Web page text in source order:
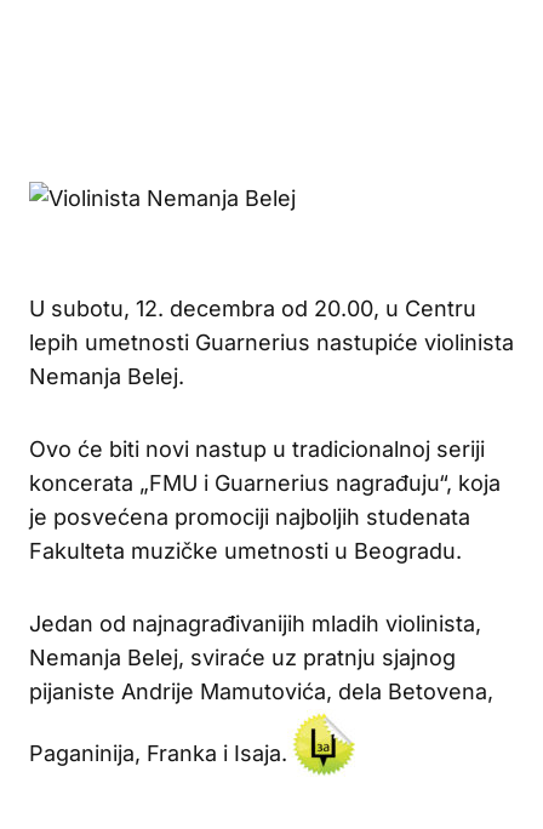
U subotu, 12. decembra od 20.00, u Centru
lepih umetnosti Guarnerius nastupiće violinista
Nemanja Belej.
Ovo će biti novi nastup u tradicionalnoj seriji
koncerata „FMU i Guarnerius nagrađuju“, koja
je posvećena promociji najboljih studenata
Fakulteta muzičke umetnosti u Beogradu.
Jedan od najnagrađivanijih mladih violinista,
Nemanja Belej, sviraće uz pratnju sjajnog
pijaniste Andrije Mamutovića, dela Betovena,
Paganinija, Franka i Isaja.